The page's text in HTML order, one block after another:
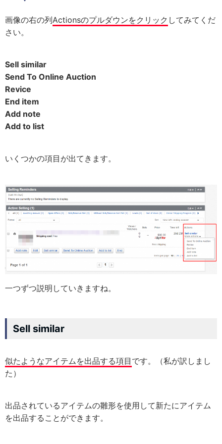
画像の右の列Actionsのプルダウンをクリック してみてくだ
さい。
Sell similar
Send To Online Auction
Revice
End item
Add note
Add to list
いくつかの項目が出てきます。
一つずつ説明していきますね。
Sell similar
似たようなアイテムを出品する項目 です。（私が訳しまし
た）
出品されているアイテムの雛形を使用して新たにアイテム
を出品することができます。